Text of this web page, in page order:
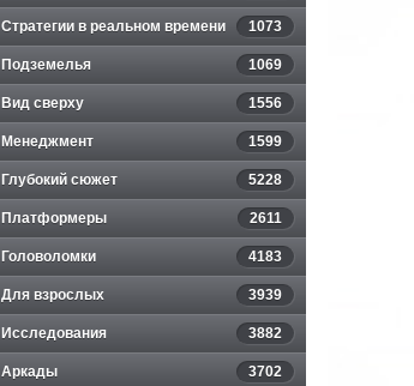
Стратегии в реальном времени 1073
Подземелья 1069
Вид сверху 1556
Менеджмент 1599
Глубокий сюжет 5228
Платформеры 2611
Головоломки 4183
Для взрослых 3939
Исследования 3882
Аркады 3702